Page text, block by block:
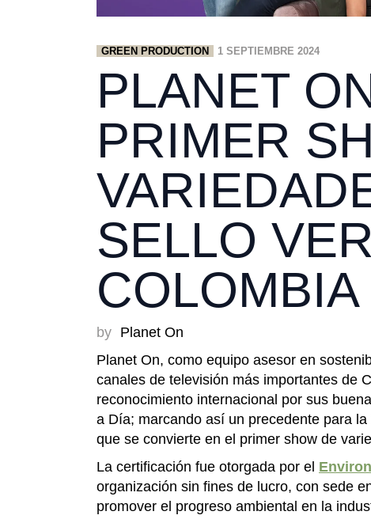
GREEN PRODUCTION 1 SEPTIEMBRE 2024
PLANET
PRIMER
SELLO
COLOMBIA
by Planet On
Planet On, como equipo asesor en
canales de televisión más importantes de
reconocimiento internacional por sus
a Día; marcando así un precedente para
que se convierte en el primer show de
La certificación fue otorgada por el
organización sin fines de lucro, con sede
promover el progreso ambiental en la